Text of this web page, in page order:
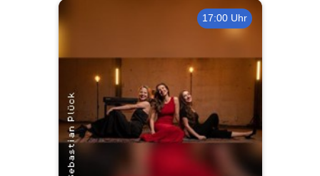
17:00 Uhr